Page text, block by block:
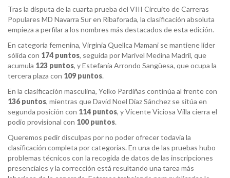
Tras la disputa de la cuarta prueba del VIII Circuito de Carreras
Populares MD Navarra Sur en Ribaforada, la clasificación absoluta
empieza a perfilar a los nombres más destacados de esta edición.
En categoría femenina, Virginia Quellca Mamani se mantiene líder
sólida con 174 puntos, seguida por Marivel Medina Madril, que
acumula 123 puntos, y Estefanía Arrondo Sangüesa, que ocupa la
tercera plaza con 109 puntos.
En la clasificación masculina, Yelko Pardiñas continúa al frente con
136 puntos, mientras que David Noel Díaz Sánchez se sitúa en
segunda posición con 114 puntos, y Vicente Viciosa Villa cierra el
podio provisional con 100 puntos.
Queremos pedir disculpas por no poder ofrecer todavía la
clasificación completa por categorías. En una de las pruebas hubo
problemas técnicos con la recogida de datos de las inscripciones
presenciales y la corrección está resultando una tarea más